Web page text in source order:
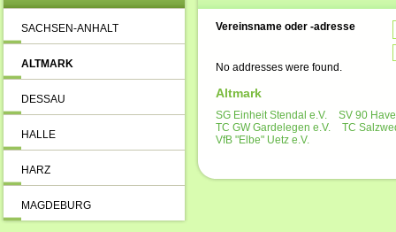
SACHSEN-ANHALT
ALTMARK
DESSAU
HALLE
HARZ
MAGDEBURG
Vereinsname oder -adresse
No addresses were found.
Altmark
SG Einheit Stendal e.V.
SV 90
TC GW Gardelegen e.V.
TC
VfB "Elbe" Uetz e.V.